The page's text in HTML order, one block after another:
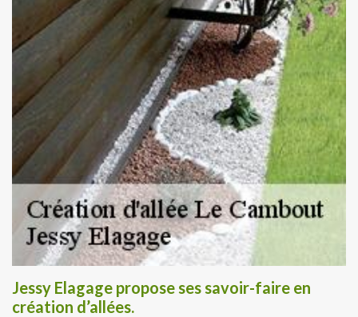
Jessy Elagage propose ses savoir-faire en
création d’allées.